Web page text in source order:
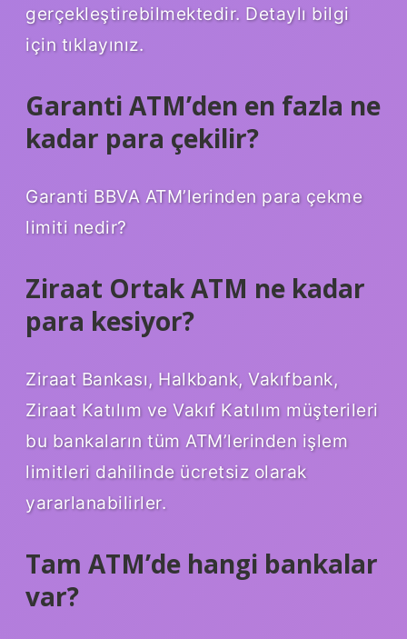
gerçekleştirebilmektedir. Detaylı bilgi
için tıklayınız.
Garanti ATM’den en fazla ne
kadar para çekilir?
Garanti BBVA ATM’lerinden para çekme
limiti nedir?
Ziraat Ortak ATM ne kadar
para kesiyor?
Ziraat Bankası, Halkbank, Vakıfbank,
Ziraat Katılım ve Vakıf Katılım müşterileri
bu bankaların tüm ATM’lerinden işlem
limitleri dahilinde ücretsiz olarak
yararlanabilirler.
Tam ATM’de hangi bankalar
var?